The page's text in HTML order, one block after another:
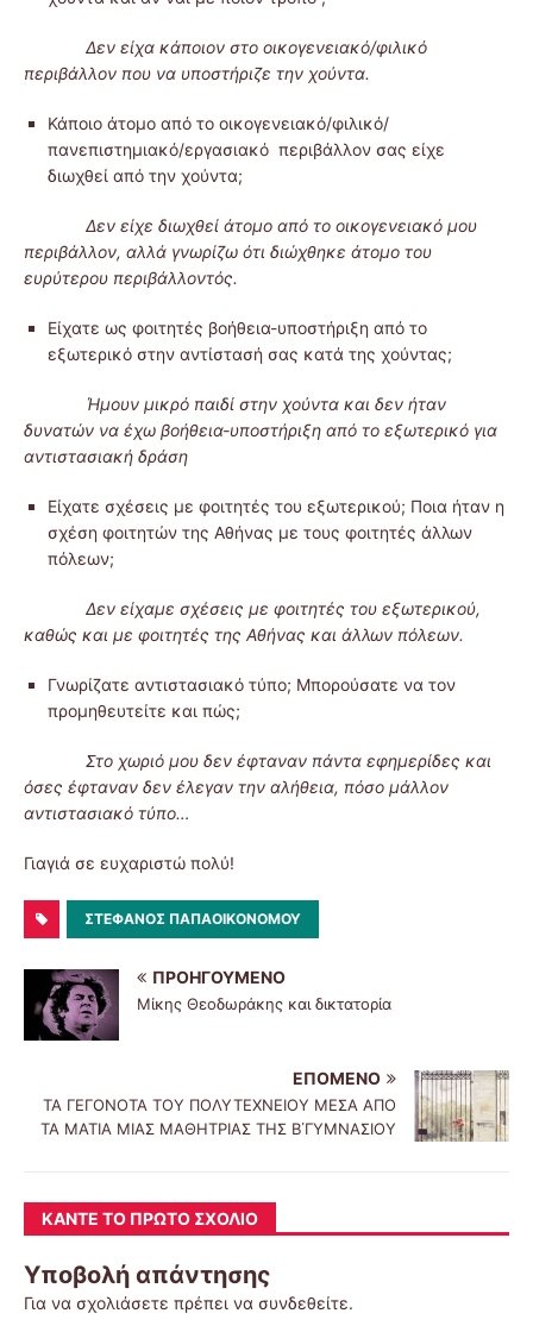
Δεν είχα κάποιον στο οικογενειακό/φιλικό
περιβάλλον που να υποστήριζε την χούντα.
Κάποιο άτομο από το οικογενειακό/φιλικό/
πανεπιστημιακό/εργασιακό περιβάλλον σας είχε
διωχθεί από την χούντα;
Δεν είχε διωχθεί άτομο από το οικογενειακό μου
περιβάλλον, αλλά γνωρίζω ότι διώχθηκε άτομο του
ευρύτερου περιβάλλοντός.
Είχατε ως φοιτητές βοήθεια-υποστήριξη από το
εξωτερικό στην αντίστασή σας κατά της χούντας;
Ήμουν μικρό παιδί στην χούντα και δεν ήταν
δυνατών να έχω βοήθεια-υποστήριξη από το εξωτερικό για
αντιστασιακή δράση
Είχατε σχέσεις με φοιτητές του εξωτερικού; Ποια ήταν η
σχέση φοιτητών της Αθήνας με τους φοιτητές άλλων
πόλεων;
Δεν είχαμε σχέσεις με φοιτητές του εξωτερικού,
καθώς και με φοιτητές της Αθήνας και άλλων πόλεων.
Γνωρίζατε αντιστασιακό τύπο; Μπορούσατε να τον
προμηθευτείτε και πώς;
Στο χωριό μου δεν έφταναν πάντα εφημερίδες και
όσες έφταναν δεν έλεγαν την αλήθεια, πόσο μάλλον
αντιστασιακό τύπο…
Γιαγιά σε ευχαριστώ πολύ!
ΣΤΈΦΑΝΟΣ ΠΑΠΑΟΙΚΟΝΌΜΟΥ
ΠΡΟΗΓΟΎΜΕΝΟ
Μίκης Θεοδωράκης και δικτατορία
ΕΠΌΜΕΝΟ
ΤΑ ΓΕΓΟΝΟΤΑ ΤΟΥ ΠΟΛΥΤΕΧΝΕΙΟΥ ΜΕΣΑ ΑΠΟ
ΤΑ ΜΑΤΙΑ ΜΙΑΣ ΜΑΘΗΤΡΙΑΣ ΤΗΣ Β΄ΓΥΜΝΑΣΙΟΥ
ΚΆΝΤΕ ΤΟ ΠΡΏΤΟ ΣΧΌΛΙΟ
Υποβολή απάντησης
Για να σχολιάσετε πρέπει να συνδεθείτε.